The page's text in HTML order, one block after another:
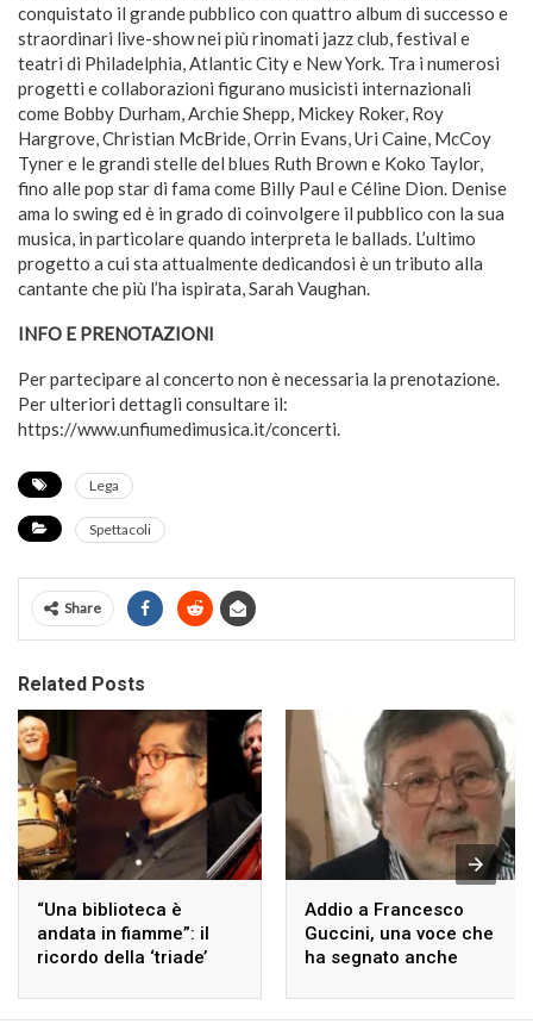
conquistato il grande pubblico con quattro album di successo e
straordinari live-show nei più rinomati jazz club, festival e
teatri di Philadelphia, Atlantic City e New York. Tra i numerosi
progetti e collaborazioni figurano musicisti internazionali
come Bobby Durham, Archie Shepp, Mickey Roker, Roy
Hargrove, Christian McBride, Orrin Evans, Uri Caine, McCoy
Tyner e le grandi stelle del blues Ruth Brown e Koko Taylor,
fino alle pop star di fama come Billy Paul e Céline Dion. Denise
ama lo swing ed è in grado di coinvolgere il pubblico con la sua
musica, in particolare quando interpreta le ballads. L’ultimo
progetto a cui sta attualmente dedicandosi è un tributo alla
cantante che più l’ha ispirata, Sarah Vaughan.
INFO E PRENOTAZIONI
Per partecipare al concerto non è necessaria la prenotazione.
Per ulteriori dettagli consultare il:
https://www.unfiumedimusica.it/concerti.
Lega
Spettacoli
Share
Related Posts
“Una biblioteca è
andata in fiamme”: il
ricordo della ‘triade’
Addio a Francesco
Guccini, una voce che
ha segnato anche